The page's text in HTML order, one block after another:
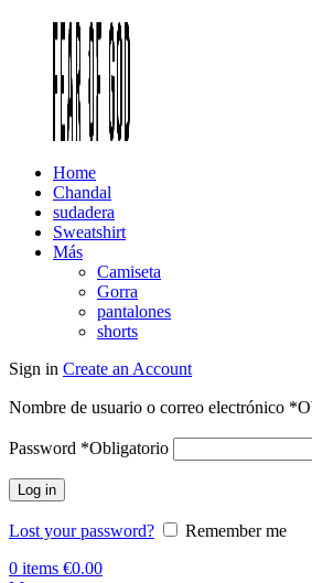
Home
Chandal
sudadera
Sweatshirt
Más
Camiseta
Gorra
pantalones
shorts
Sign in Create an Account
Nombre de usuario o correo electrónico *
Password *Obligatorio
Log in
Lost your password?
Remember me
0 items €0.00